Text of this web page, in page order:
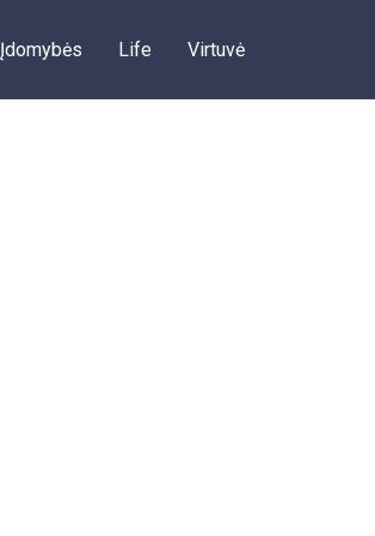
Įdomybės Life Virtuvė